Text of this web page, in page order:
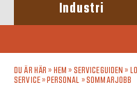
Industri
DU ÄR HÄR » HEM » SERVICEGUIDEN »
SERVICE» PERSONAL »SOMMARJOBB